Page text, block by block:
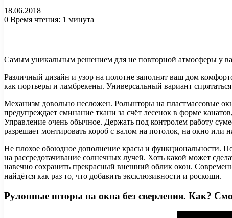
18.06.2018
0 Время чтения: 1 минута
Самым уникальным решением для не повторной атмосферы у
Различный дизайн и узор на полотне заполнят ваш дом
как портьеры и ламбрекены. Универсальный вариант
Механизм довольно несложен. Рольшторы на пластмассовые
предупреждает сминание ткани за счёт лесенок в форме
Управление очень обычное. Держать под контролем работу
разрешает монтировать короб с валом на потолок, на окно или
Не плохое обоюдное дополнение красы и функциональности.
на рассредотачивание солнечных лучей. Хоть какой может
навечно сохранить прекрасный внешний облик окон.
найдётся как раз то, что добавить эксклюзивности и роскоши.
Рулонные шторы на окна без сверления. Как?